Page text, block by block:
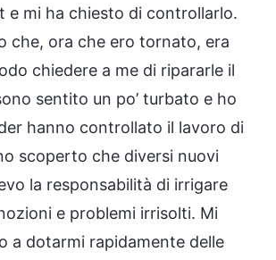
e mi ha chiesto di controllarlo.
che, ora che ero tornato, era
chiedere a me di ripararle il
sentito un po’ turbato e ho
hanno controllato il lavoro di
scoperto che diversi nuovi
la responsabilità di irrigare
e problemi irrisolti. Mi
a dotarmi rapidamente delle